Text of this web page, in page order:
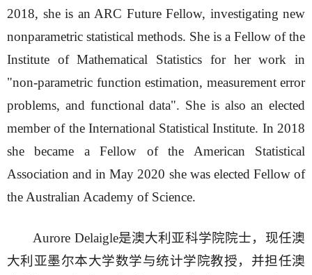
2018, she is an ARC Future Fellow, investigating new
nonparametric statistical methods. She is a Fellow of the
Institute of Mathematical Statistics for her work in
"non-parametric function estimation, measurement error
problems, and functional data". She is also an elected
member of the International Statistical Institute. In 2018
she became a Fellow of the American Statistical
Association and in May 2020 she was elected Fellow of
the Australian Academy of Science.
Aurore Delaigle是澳大利亚科学院院士，现任澳
大利亚墨尔本大学数学与统计学院教授，并担任澳